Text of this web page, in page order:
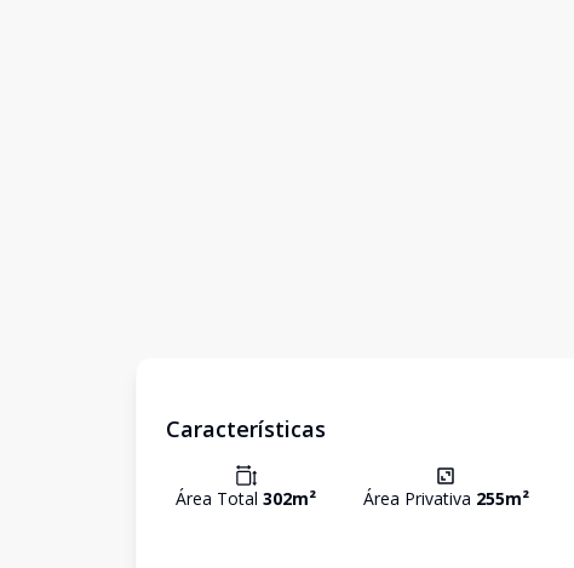
Características
Área Total 302m² Área Privativa 255m²